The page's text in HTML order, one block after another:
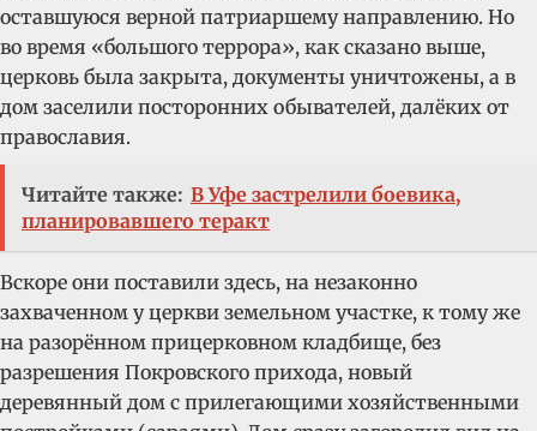
оставшуюся верной патриаршему направлению. Но
во время «большого террора», как сказано выше,
церковь была закрыта, документы уничтожены, а в
дом заселили посторонних обывателей, далёких от
православия.
Читайте также: В Уфе застрелили боевика,
планировавшего теракт
Вскоре они поставили здесь, на незаконно
захваченном у церкви земельном участке, к тому же
на разорённом прицерковном кладбище, без
разрешения Покровского прихода, новый
деревянный дом с прилегающими хозяйственными